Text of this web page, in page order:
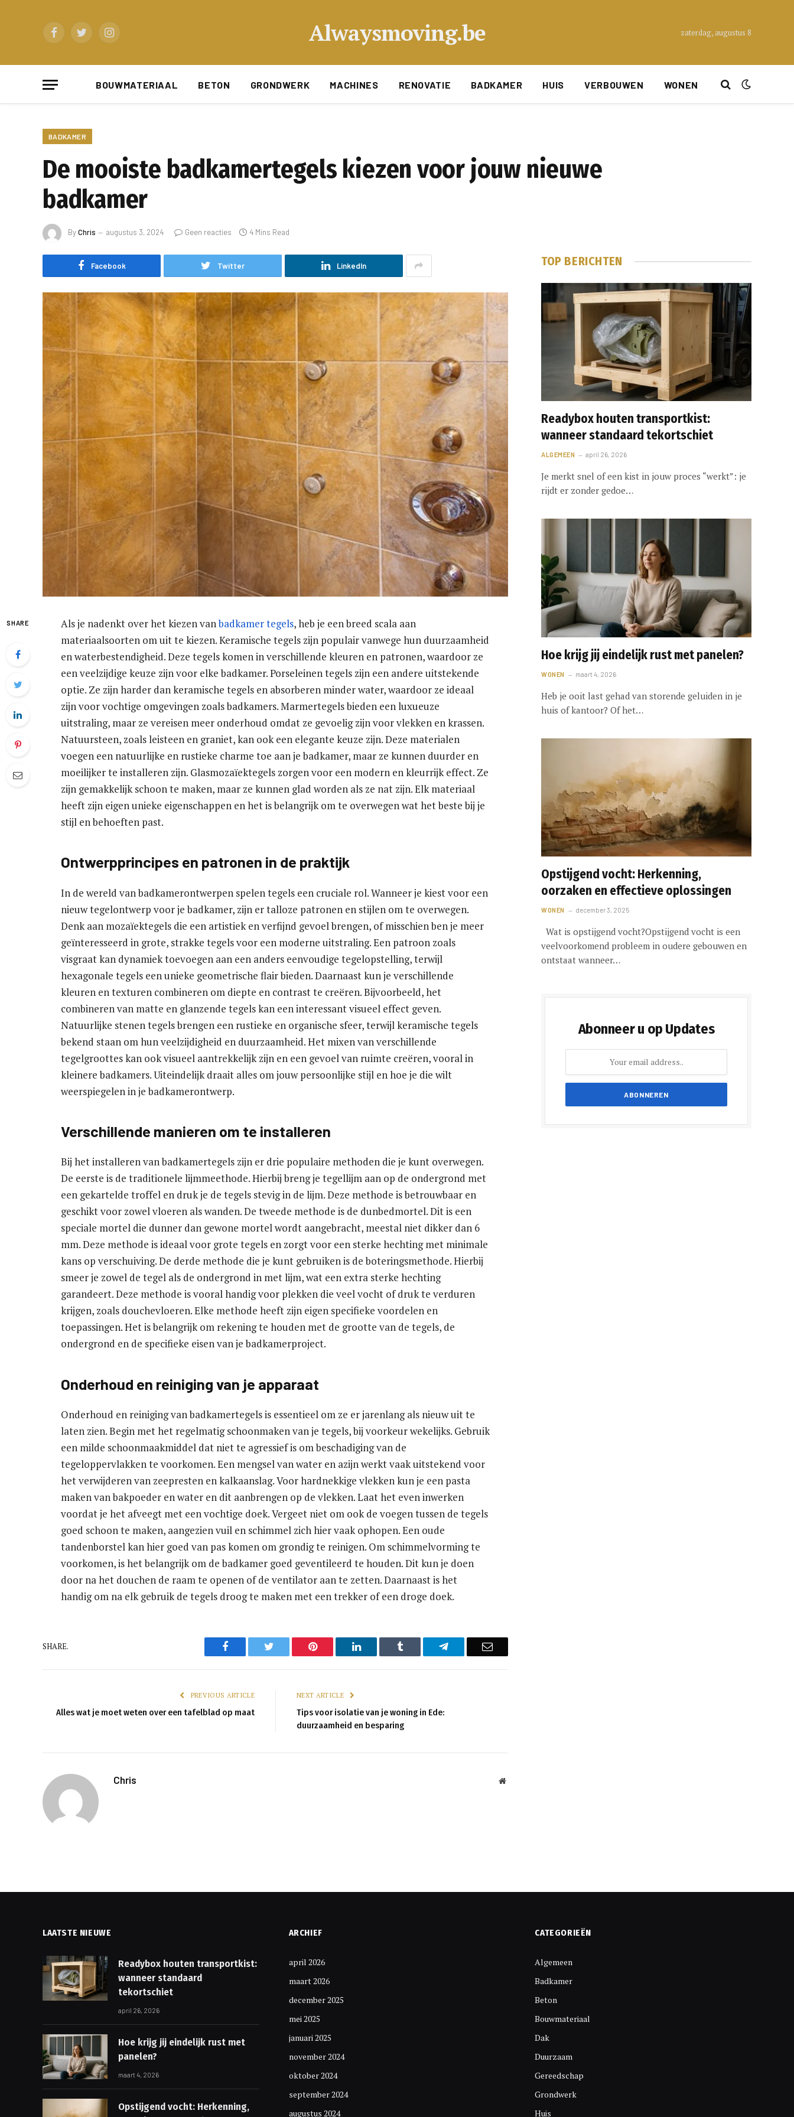
FacebookTwitterInstagram Alwaysmoving.be zaterdag, augustus 8
BOUWMATERIAAL BETON GRONDWERK MACHINES RENOVATIE BADKAMER HUIS VERBOUWEN WONEN
BADKAMER
De mooiste badkamertegels kiezen voor jouw nieuwe
badkamer
ByChris augustus 3, 2024 Geen reacties 4 Mins Read
Facebook Twitter LinkedIn
SHARE Als je nadenkt over het kiezen vanbadkamer tegels, heb je een breed scala aan
materiaalsoorten om uit te kiezen. Keramische tegels zijn populair vanwege hun duurzaamheid
en waterbestendigheid. Deze tegels komen in verschillende kleuren en patronen, waardoor ze
een veelzijdige keuze zijn voor elke badkamer. Porseleinen tegels zijn een andere uitstekende
optie. Ze zijn harder dan keramische tegels en absorberen minder water, waardoor ze ideaal
zijn voor vochtige omgevingen zoals badkamers. Marmertegels bieden een luxueuze
uitstraling, maar ze vereisen meer onderhoud omdat ze gevoelig zijn voor vlekken en krassen.
Natuursteen, zoals leisteen en graniet, kan ook een elegante keuze zijn. Deze materialen
voegen een natuurlijke en rustieke charme toe aan je badkamer, maar ze kunnen duurder en
moeilijker te installeren zijn. Glasmozaïektegels zorgen voor een modern en kleurrijk effect. Ze
zijn gemakkelijk schoon te maken, maar ze kunnen glad worden als ze nat zijn. Elk materiaal
heeft zijn eigen unieke eigenschappen en het is belangrijk om te overwegen wat het beste bij je
stijl en behoeften past.
Ontwerpprincipes en patronen in de praktijk
In de wereld van badkamerontwerpen spelen tegels een cruciale rol. Wanneer je kiest voor een
nieuw tegelontwerp voor je badkamer, zijn er talloze patronen en stijlen om te overwegen.
Denk aan mozaïektegels die een artistiek en verfijnd gevoel brengen, of misschien ben je meer
geïnteresseerd in grote, strakke tegels voor een moderne uitstraling. Een patroon zoals
visgraat kan dynamiek toevoegen aan een anders eenvoudige tegelopstelling, terwijl
hexagonale tegels een unieke geometrische flair bieden. Daarnaast kun je verschillende
kleuren en texturen combineren om diepte en contrast te creëren. Bijvoorbeeld, het
combineren van matte en glanzende tegels kan een interessant visueel effect geven.
Natuurlijke stenen tegels brengen een rustieke en organische sfeer, terwijl keramische tegels
bekend staan om hun veelzijdigheid en duurzaamheid. Het mixen van verschillende
tegelgroottes kan ook visueel aantrekkelijk zijn en een gevoel van ruimte creëren, vooral in
kleinere badkamers. Uiteindelijk draait alles om jouw persoonlijke stijl en hoe je die wilt
weerspiegelen in je badkamerontwerp.
Verschillende manieren om te installeren
Bij het installeren van badkamertegels zijn er drie populaire methoden die je kunt overwegen.
De eerste is de traditionele lijmmeethode. Hierbij breng je tegellijm aan op de ondergrond met
een gekartelde troffel en druk je de tegels stevig in de lijm. Deze methode is betrouwbaar en
geschikt voor zowel vloeren als wanden. De tweede methode is de dunbedmortel. Dit is een
speciale mortel die dunner dan gewone mortel wordt aangebracht, meestal niet dikker dan 6
mm. Deze methode is ideaal voor grote tegels en zorgt voor een sterke hechting met minimale
kans op verschuiving. De derde methode die je kunt gebruiken is de boteringsmethode. Hierbij
smeer je zowel de tegel als de ondergrond in met lijm, wat een extra sterke hechting
garandeert. Deze methode is vooral handig voor plekken die veel vocht of druk te verduren
krijgen, zoals douchevloeren. Elke methode heeft zijn eigen specifieke voordelen en
toepassingen. Het is belangrijk om rekening te houden met de grootte van de tegels, de
ondergrond en de specifieke eisen van je badkamerproject.
Onderhoud en reiniging van je apparaat
Onderhoud en reiniging van badkamertegels is essentieel om ze er jarenlang als nieuw uit te
laten zien. Begin met het regelmatig schoonmaken van je tegels, bij voorkeur wekelijks. Gebruik
een milde schoonmaakmiddel dat niet te agressief is om beschadiging van de
tegeloppervlakken te voorkomen. Een mengsel van water en azijn werkt vaak uitstekend voor
het verwijderen van zeepresten en kalkaanslag. Voor hardnekkige vlekken kun je een pasta
maken van bakpoeder en water en dit aanbrengen op de vlekken. Laat het even inwerken
voordat je het afveegt met een vochtige doek. Vergeet niet om ook de voegen tussen de tegels
goed schoon te maken, aangezien vuil en schimmel zich hier vaak ophopen. Een oude
tandenborstel kan hier goed van pas komen om grondig te reinigen. Om schimmelvorming te
voorkomen, is het belangrijk om de badkamer goed geventileerd te houden. Dit kun je doen
door na het douchen de raam te openen of de ventilator aan te zetten. Daarnaast is het
handig om na elk gebruik de tegels droog te maken met een trekker of een droge doek.
SHARE. Facebook Twitter Pinterest LinkedIn Tumblr Telegram Email
PREVIOUS ARTICLE
Alles wat je moet weten over een tafelblad op maat
NEXT ARTICLE
Tips voor isolatie van je woning in Ede:
duurzaamheid en besparing
Chris Website
TOP BERICHTEN
Readybox houten transportkist:
wanneer standaard tekortschiet
ALGEMEEN april 26, 2026
Je merkt snel of een kist in jouw proces “werkt”: je
rijdt er zonder gedoe…
Hoe krijg jij eindelijk rust met panelen?
WONEN maart 4, 2026
Heb je ooit last gehad van storende geluiden in je
huis of kantoor? Of het…
Opstijgend vocht: Herkenning,
oorzaken en effectieve oplossingen
WONEN december 3, 2025
Wat is opstijgend vocht?Opstijgend vocht is een
veelvoorkomend probleem in oudere gebouwen en
ontstaat wanneer…
Abonneer u op Updates
LAATSTE NIEUWE
Readybox houten transportkist:
wanneer standaard
tekortschiet
april 26, 2026
Hoe krijg jij eindelijk rust met
panelen?
maart 4, 2026
Opstijgend vocht: Herkenning,
ARCHIEF
april 2026
maart 2026
december 2025
mei 2025
januari 2025
november 2024
oktober 2024
september 2024
augustus 2024
CATEGORIEËN
Algemeen
Badkamer
Beton
Bouwmateriaal
Dak
Duurzaam
Gereedschap
Grondwerk
Huis